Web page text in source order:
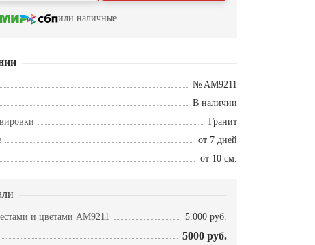
или наличные.
№ AM9211
В наличии
Гранит
от 7 дней
от 10 см.
и цветами AM9211 5.000 руб.
5000 руб.